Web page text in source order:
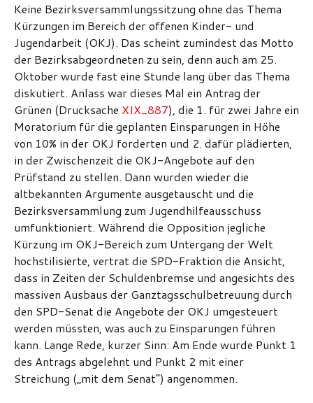
Keine Bezirksversammlungssitzung ohne das Thema
Kürzungen im Bereich der offenen Kinder- und
Jugendarbeit (OKJ). Das scheint zumindest das Motto
der Bezirksabgeordneten zu sein, denn auch am 25.
Oktober wurde fast eine Stunde lang über das Thema
diskutiert. Anlass war dieses Mal ein Antrag der
Grünen (Drucksache XIX_887), die 1. für zwei Jahre ein
Moratorium für die geplanten Einsparungen in Höhe
von 10% in der OKJ forderten und 2. dafür plädierten,
in der Zwischenzeit die OKJ-Angebote auf den
Prüfstand zu stellen. Dann wurden wieder die
altbekannten Argumente ausgetauscht und die
Bezirksversammlung zum Jugendhilfeausschuss
umfunktioniert. Während die Opposition jegliche
Kürzung im OKJ-Bereich zum Untergang der Welt
hochstilisierte, vertrat die SPD-Fraktion die Ansicht,
dass in Zeiten der Schuldenbremse und angesichts des
massiven Ausbaus der Ganztagsschulbetreuung durch
den SPD-Senat die Angebote der OKJ umgesteuert
werden müssten, was auch zu Einsparungen führen
kann. Lange Rede, kurzer Sinn: Am Ende wurde Punkt 1
des Antrags abgelehnt und Punkt 2 mit einer
Streichung („mit dem Senat“) angenommen.